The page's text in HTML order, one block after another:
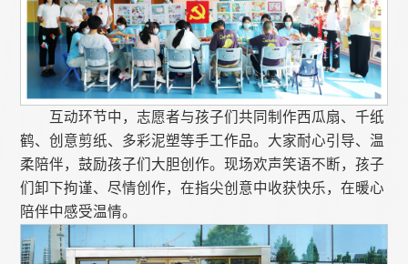
互动环节中，志愿者与孩子们共同制作西瓜扇、千纸
鹤、创意剪纸、多彩泥塑等手工作品。大家耐心引导、温
柔陪伴，鼓励孩子们大胆创作。现场欢声笑语不断，孩子
们卸下拘谨、尽情创作，在指尖创意中收获快乐，在暖心
陪伴中感受温情。